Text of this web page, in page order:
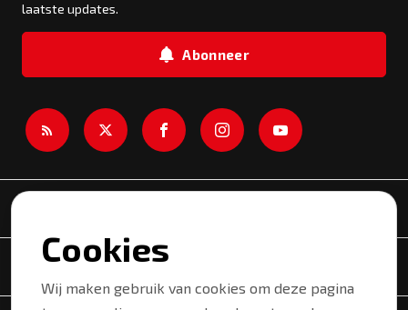
laatste updates.
Abonneer
Onderwerpen
Cookies
Wij maken gebruik van cookies om deze pagina